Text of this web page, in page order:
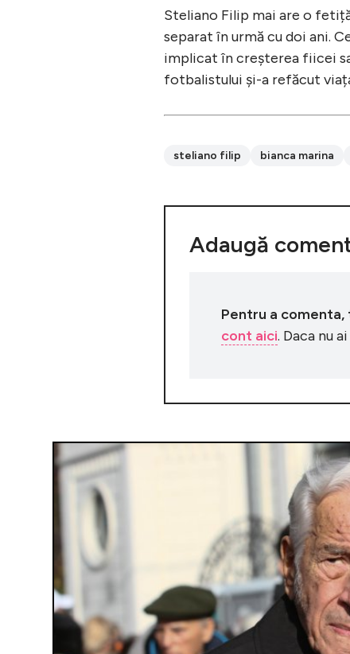
Steliano Filip mai are o
separat în urmă cu doi ani.
implicat în creșterea fiicei
fotbalistului și-a refăcut
steliano filip bianca marina
Adaugă
Pentru a
cont aici. Daca nu